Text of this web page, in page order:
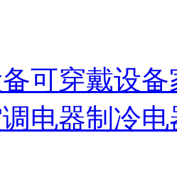
可穿戴设备
电器制冷电